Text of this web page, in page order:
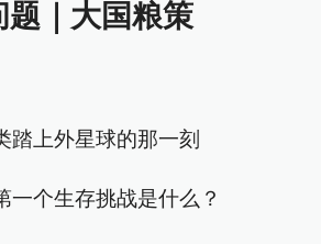
题｜大国粮策
踏上外星球的那一刻
一个生存挑战是什么？